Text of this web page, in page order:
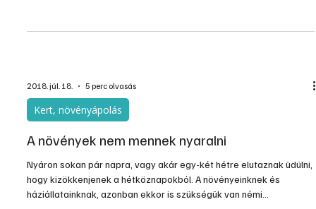
2018. júl. 18. 5 perc olvasás
Kert, növényápolás
A növények nem mennek nyaralni
Nyáron sokan pár napra, vagy akár egy-két hétre elutaznak üdülni,
hogy kizökkenjenek a hétköznapokból. A növényeinknek és
háziállatainknak, azonban ekkor is szükségük van némi